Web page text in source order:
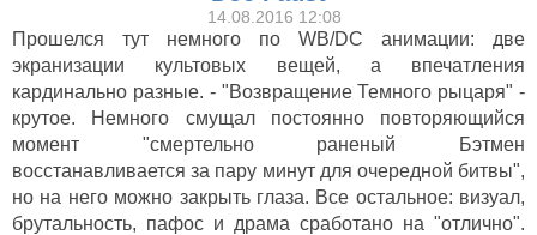
14.08.2016 12:08
Прошелся тут немного по WB/DC анимации: две
экранизации культовых вещей, а впечатления
кардинально разные. - "Возвращение Темного рыцаря" -
крутое. Немного смущал постоянно повторяющийся
момент "смертельно раненый Бэтмен
восстанавливается за пару минут для очередной битвы",
но на него можно закрыть глаза. Все остальное: визуал,
брутальность, пафос и драма сработано на "отлично".